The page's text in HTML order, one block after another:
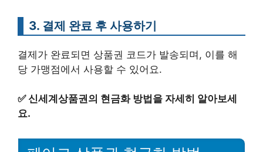
3. 결제 완료 후 사용하기
결제가 완료되면 상품권 코드가 발송되며, 이를 해
당 가맹점에서 사용할 수 있어요.
✅신세계상품권의 현금화 방법을 자세히 알아보세
요.